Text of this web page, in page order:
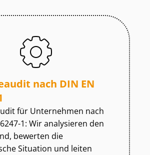
nach DIN EN
für Unternehmen nach
1: Wir analysieren den
bewerten die
Situation und leiten